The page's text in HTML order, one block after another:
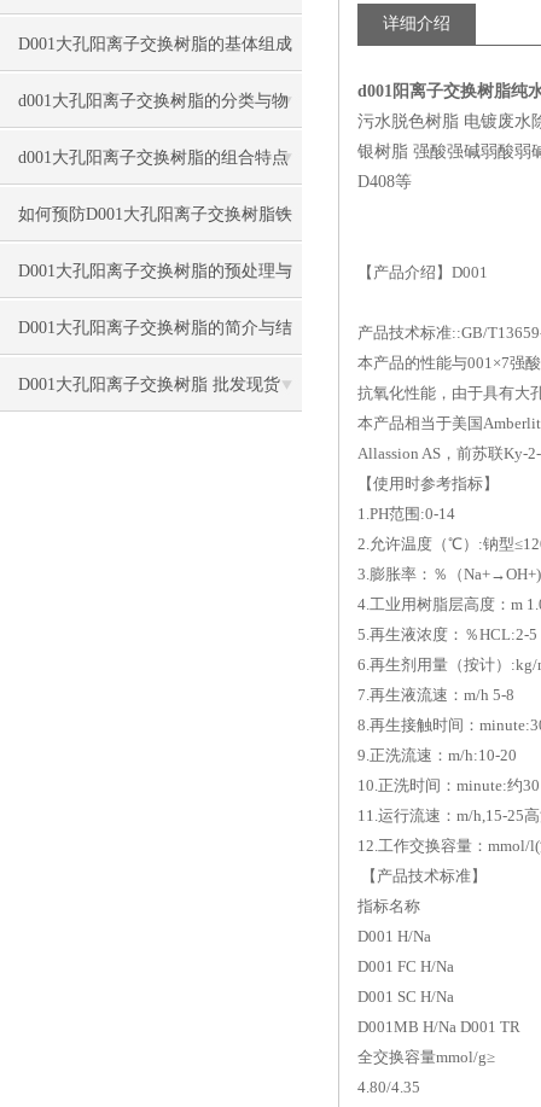
D001大孔阳离子交换树脂的基体组成
与转型
d001大孔阳离子交换树脂的分类与物
理结构
d001大孔阳离子交换树脂的组合特点
与应用条件
如何预防D001大孔阳离子交换树脂铁
中毒？
D001大孔阳离子交换树脂的预处理与
硬化工艺
D001大孔阳离子交换树脂的简介与结
构类型
D001大孔阳离子交换树脂 批发现货
详细介绍
d001阳离子交换树脂纯
污水脱色树脂 电镀废水
银树脂 强酸强碱弱酸弱
D408等
【产品介绍】D001
产品技术标准::GB/
本产品的性能与001×7强
抗氧化性能，由于具有
本产品相当于美国
Allassion AS，前苏联Ky-
【使用时参考指标】
1.PH范围:0-14
2.允许温度（℃）:钠型
3.膨胀率：％（
4.工业用树脂层高度：m
5.再生液浓度：％HCL:2-5
6.再生剂用量（按计）:kg/
7.再生液流速：m/h 5-8
8.再生接触时间：
9.正洗流速：m/h:10-20
10.正洗时间：minute:约30
11.运行流速：m/h,15-25
12.工作交换容量：mmol/
【产品技术标准】
指标名称
D001 H/Na
D001 FC H/Na
D001 SC H/Na
D001MB H/Na D001 TR
全交换容量mmol/g≥
4.80/4.35